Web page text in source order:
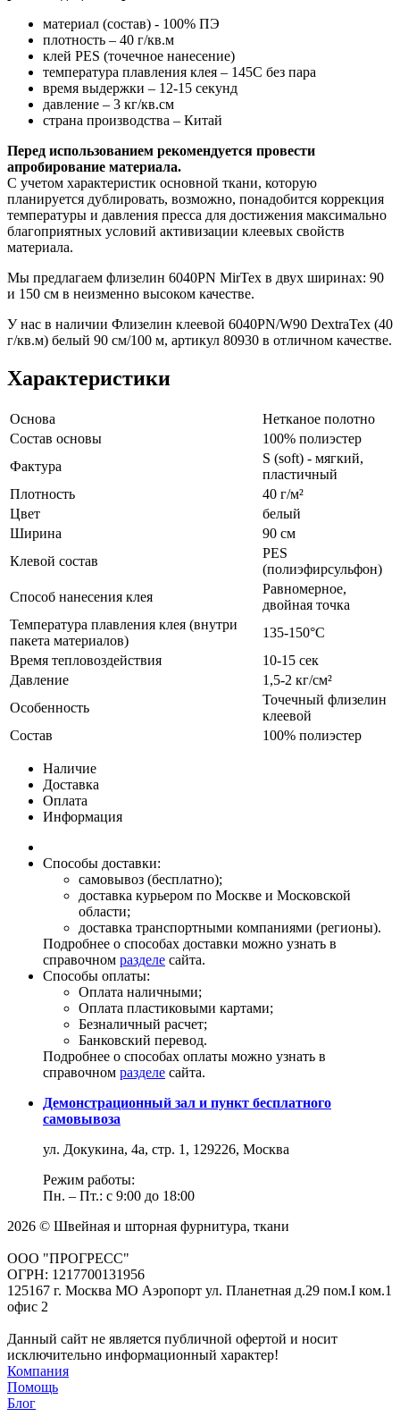
материал (состав) - 100% ПЭ
плотность – 40 г/кв.м
клей PES (точечное нанесение)
температура плавления клея – 145C без пара
время выдержки – 12-15 секунд
давление – 3 кг/кв.см
страна производства – Китай
Перед использованием рекомендуется провести
апробирование материала.
С учетом характеристик основной ткани, которую
планируется дублировать, возможно, понадобится коррекция
температуры и давления пресса для достижения максимально
благоприятных условий активизации клеевых свойств
материала.
Мы предлагаем флизелин 6040PN MirTex в двух ширинах: 90
и 150 см в неизменно высоком качестве.
У нас в наличии Флизелин клеевой 6040PN/W90 DextraTex (40
г/кв.м) белый 90 см/100 м, артикул 80930 в отличном качестве.
Характеристики
Основа
Нетканое полотно
Состав основы
100% полиэстер
Фактура
S (soft) - мягкий,
пластичный
Плотность
40 г/м²
Цвет
белый
Ширина
90 см
Клевой состав
PES
(полиэфирсульфон)
Способ нанесения клея
Равномерное,
двойная точка
Температура плавления клея (внутри
пакета материалов)
135-150°С
Время тепловоздействия
10-15 сек
Давление
1,5-2 кг/см²
Особенность
Точечный флизелин
клеевой
Состав
100% полиэстер
Наличие
Доставка
Оплата
Информация
Способы доставки:
самовывоз (бесплатно);
доставка курьером по Москве и Московской
области;
доставка транспортными компаниями (регионы).
Подробнее о способах доставки можно узнать в
справочном разделе сайта.
Способы оплаты:
Оплата наличными;
Оплата пластиковыми картами;
Безналичный расчет;
Банковский перевод.
Подробнее о способах оплаты можно узнать в
справочном разделе сайта.
Демонстрационный зал и пункт бесплатного
самовывоза
ул. Докукина, 4а, стр. 1, 129226, Москва
Режим работы:
Пн. – Пт.: с 9:00 до 18:00
2026 © Швейная и шторная фурнитура, ткани
ООО "ПРОГРЕСС"
ОГРН: 1217700131956
125167 г. Москва МО Аэропорт ул. Планетная д.29 пом.I ком.1
офис 2
Данный сайт не является публичной офертой и носит
исключительно информационный характер!
Компания
Помощь
Блог